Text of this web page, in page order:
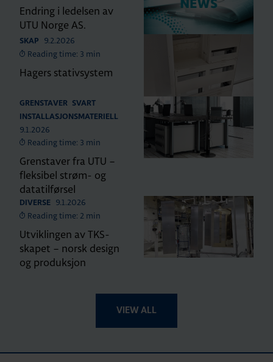
Endring i ledelsen av
UTU Norge AS.
SKAP
9.2.2026
Reading time: 3 min
Hagers stativsystem
GRENSTAVER
SVART
INSTALLASJONSMATERIELL
9.1.2026
Reading time: 3 min
Grenstaver fra UTU –
fleksibel strøm- og
datatilførsel
DIVERSE
9.1.2026
Reading time: 2 min
Utviklingen av TKS-
skapet – norsk design
og produksjon
VIEW ALL